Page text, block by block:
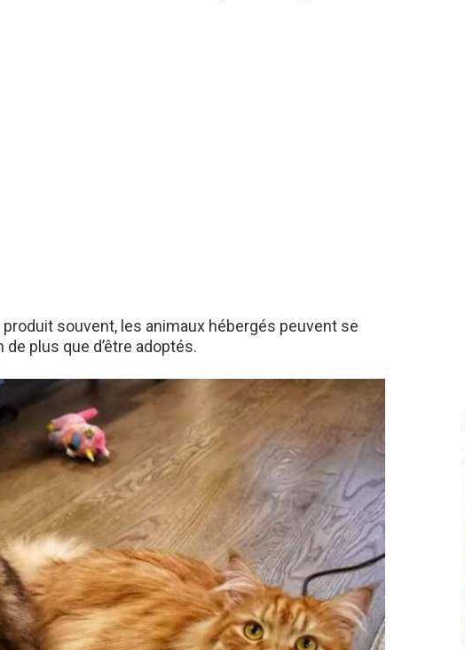
souvent, les animaux hébergés peuvent se
plus que d’être adoptés.